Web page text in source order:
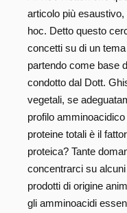
articolo più
hoc. Detto questo
concetti su di un
partendo come base
condotto dal Dott.
vegetali, se
profilo
proteine totali è il
proteica? Tante
concentrarci su
prodotti di origine
gli amminoacidi